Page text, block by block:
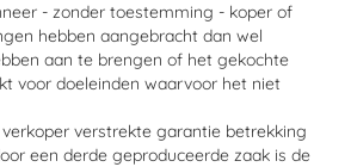
- zonder toestemming - koper of
hebben aangebracht dan wel
aan te brengen of het gekochte
voor doeleinden waarvoor het niet
verstrekte garantie betrekking
een derde geproduceerde zaak is de